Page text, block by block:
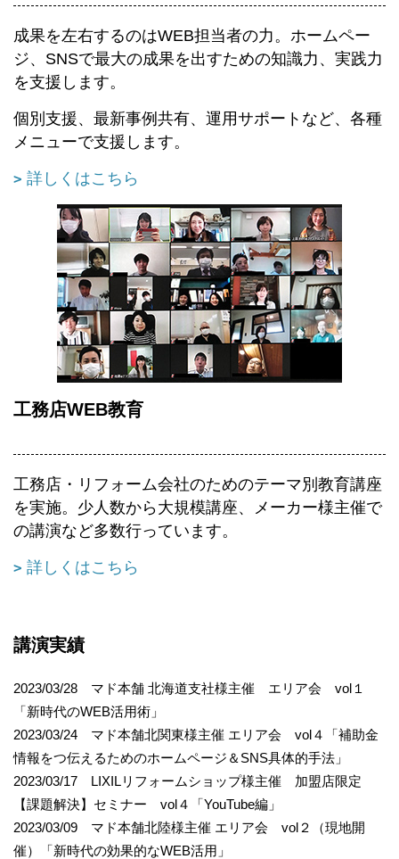
成果を左右するのはWEB担当者の力。ホームペー
ジ、SNSで最大の成果を出すための知識力、実践力
を支援します。
個別支援、最新事例共有、運用サポートなど、各種
メニューで支援します。
詳しくはこちら
工務店WEB教育
工務店・リフォーム会社のためのテーマ別教育講座
を実施。少人数から大規模講座、メーカー様主催で
の講演など多数行っています。
詳しくはこちら
講演実績
2023/03/28 マド本舗 北海道支社様主催 エリア会 vol１
「新時代のWEB活用術」
2023/03/24 マド本舗北関東様主催 エリア会 vol４「補助金
情報をつ伝えるためのホームページ＆SNS具体的手法」
2023/03/17 LIXILリフォームショップ様主催 加盟店限定
【課題解決】セミナー vol４「YouTube編」
2023/03/09 マド本舗北陸様主催 エリア会 vol２（現地開
催）「新時代の効果的なWEB活用」